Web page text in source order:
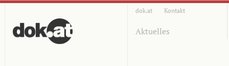
dok.at Kontakt
Aktuelles